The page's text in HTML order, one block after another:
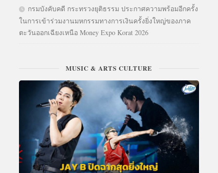
กรมบังคับคดี กระทรวงยุติธรรม ประกาศความพร้อมอีกครั้ง
ในการเข้าร่วมงานมหกรรมทางการเงินครั้งยิ่งใหญ่ของภาค
ตะวันออกเฉียงเหนือ Money Expo Korat 2026
MUSIC & ARTS CULTURE